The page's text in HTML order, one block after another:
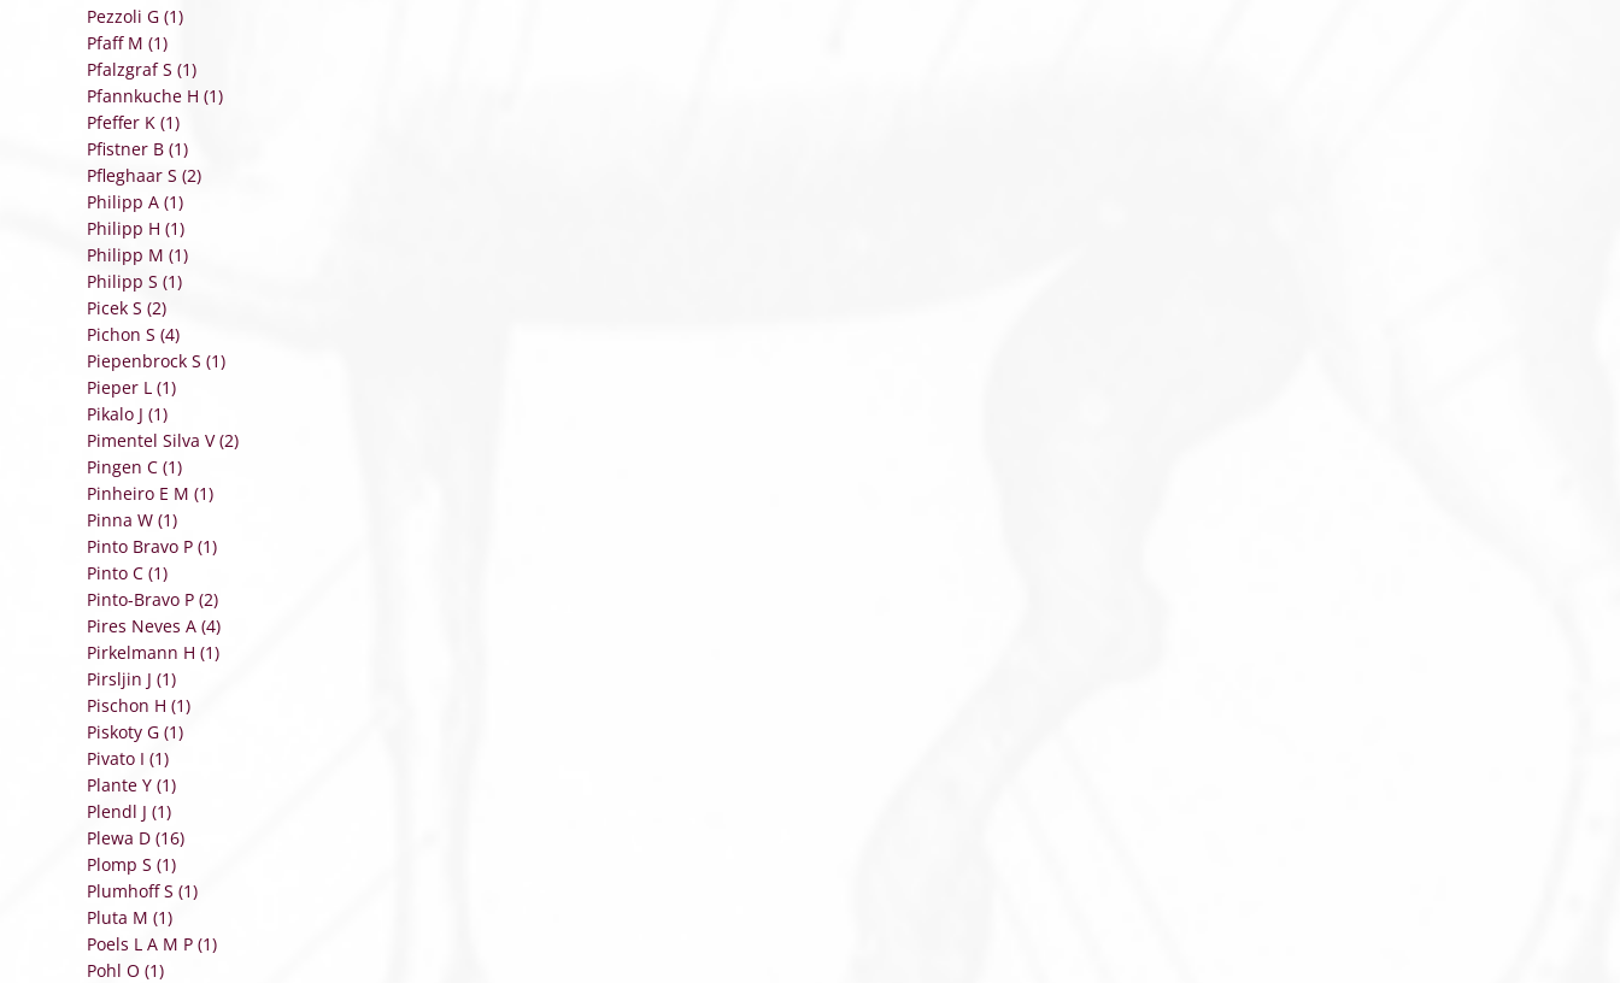
Pezzoli G (1)
Pfaff M (1)
Pfalzgraf S (1)
Pfannkuche H (1)
Pfeffer K (1)
Pfistner B (1)
Pfleghaar S (2)
Philipp A (1)
Philipp H (1)
Philipp M (1)
Philipp S (1)
Picek S (2)
Pichon S (4)
Piepenbrock S (1)
Pieper L (1)
Pikalo J (1)
Pimentel Silva V (2)
Pingen C (1)
Pinheiro E M (1)
Pinna W (1)
Pinto Bravo P (1)
Pinto C (1)
Pinto-Bravo P (2)
Pires Neves A (4)
Pirkelmann H (1)
Pirsljin J (1)
Pischon H (1)
Piskoty G (1)
Pivato I (1)
Plante Y (1)
Plendl J (1)
Plewa D (16)
Plomp S (1)
Plumhoff S (1)
Pluta M (1)
Poels L A M P (1)
Pohl O (1)